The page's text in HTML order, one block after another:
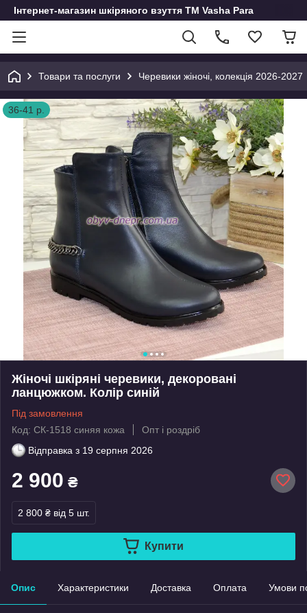
Інтернет-магазин шкіряного взуття ТМ Vasha Para
Товари та послуги Черевики жіночі, колекція 2026-2027
36-41 р.
Жіночі шкіряні черевики, декоровані
ланцюжком. Колір синій
Під замовлення
Код: СК-1518 синяя кожа
Опт і роздріб
Відправка з 19 серпня 2026
2 900 ₴
2 800 ₴ від 5 шт.
Купити
Опис Характеристики Доставка Оплата Умови